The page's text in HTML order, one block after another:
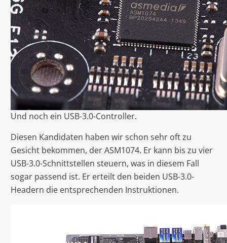
Und noch ein USB-3.0-Controller.
Diesen Kandidaten haben wir schon sehr oft zu
Gesicht bekommen, der ASM1074. Er kann bis zu vier
USB-3.0-Schnittstellen steuern, was in diesem Fall
sogar passend ist. Er erteilt den beiden USB-3.0-
Headern die entsprechenden Instruktionen.